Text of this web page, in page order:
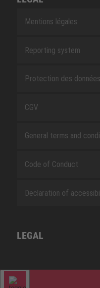
Mentions légales
Reporting system
Protection des données
CGV
General terms and
Code of Conduct
Declaration of
LEGAL